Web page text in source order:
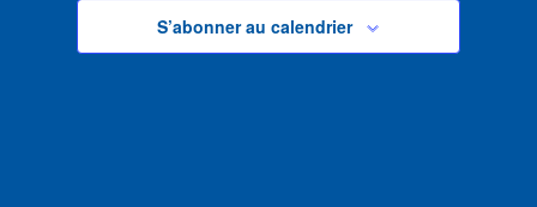
S’abonner au calendrier